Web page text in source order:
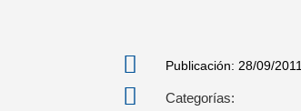
 Publicación: 28/09/2011
 Categorías: